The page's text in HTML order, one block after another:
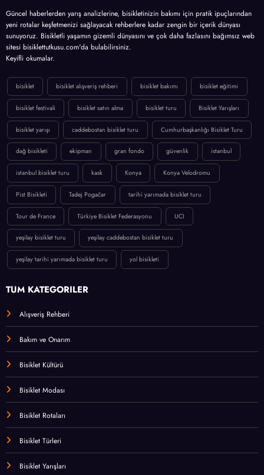
Güncel haberlerden yarış analizlerine, bisikletinizin bakımı için pratik ipuçlarından
yeni rotalar keşfetmenizi sağlayacak rehberlere kadar zengin bir içerik dünyası
sunuyoruz. Bisikletli yaşamın gizemli dünyasını ve çok daha fazlasını bağımsız web
sitesi bisiklettutkusu.com'da bulabilirsiniz.
Keyifli okumalar.
bisiklet bisiklet alışveriş rehberi bisiklet bakımı bisiklet eğitimi
bisiklet festivali bisiklet satın alma bisiklet turu Bisiklet Yarışları
bisiklet yarışı caddebostan bisiklet turu Cumhurbaşkanlığı Bisiklet Turu
dağ bisikleti ekipman gran fondo güvenlik istanbul
istanbul bisiklet turu kask Konya Konya Velodromu
Pist Bisikleti Tadej Pogačar tarihi yarımada bisiklet turu
Tour de France Türkiye Bisiklet Federasyonu UCI
yeşilay bisiklet turu yeşilay caddebostan bisiklet turu
yeşilay tarihi yarımada bisiklet turu yol bisikleti
TÜM KATEGORİLER
Alışveriş Rehberi
Bakım ve Onarım
Bisiklet Kültürü
Bisiklet Modası
Bisiklet Rotaları
Bisiklet Türleri
Bisiklet Yarışları